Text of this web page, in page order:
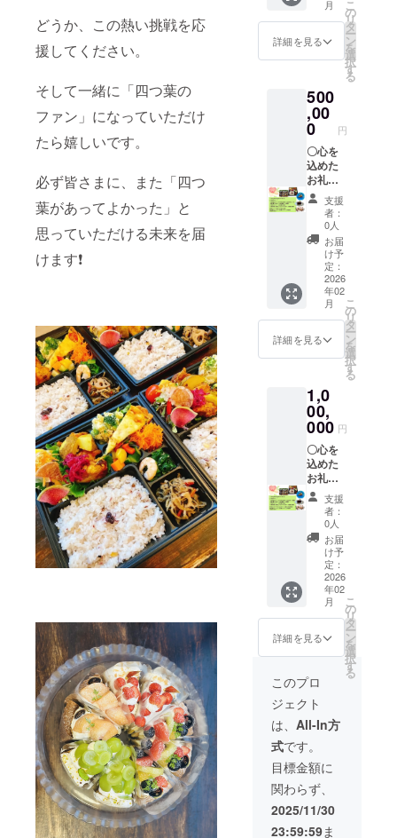
どうか、この熱い挑戦を応
援してください。
そして一緒に「四つ葉の
ファン」になっていただけ
たら嬉しいです。
必ず皆さまに、また「四つ
葉があってよかった」と
思っていただける未来を届
けます❗️
ントご
招待(R8
年9月下
旬 芽
室町四
apart店
内開催)
・支援
者様の
交通費
や滞在
費：支
援者様
の交通
費や滞
在費は
各自で
ご負担
くださ
い。 ・
支援者
様との
連絡方
法：詳
細は
で連絡
しま
す。 ※
希望の
方のみ
感謝プ
レート
名前入
りを店
内に設
置 店舗
壁に応
援者名
をプ
レート
で2025
年12月
～2ヶ月
掲示
（支援
時、必
ず備考
欄に掲
載を希
望され
るお名
前をご
記入く
ださ
い）
ク券。
有効期
限はR8
年2月1
日～R8
末) ・原
材料及
び添加
物等の
食品表
示はお
届け商
品のラ
ベルに
表記さ
れま
す。商
品開封
前には
必ずお
届けの
リター
ンに貼
付され
たラベ
意書き
をご確
認くだ
さい 〇
焼き菓
子(内容
量40個)
or ケー
キ定期
便（内
容量20
個） ・
初回発
送時～
3ヶ月
・原材
料及び
添加物
等の食
品表示
はお届
け商品
のラベ
ルに表
記され
ます。
商品開
封前に
は必ず
お届け
のリ
ターン
す。 ご
希望の
リター
ンを備
考欄に
くださ
い 〇お
弁当or
ケーキ
サブス
ク券
毎日
1,000円
分を3ヶ
月分 (四
つ葉
apartで
使用で
きるサ
ブスク
券。有
効期限
は有効
期限は
R8年2
R8年4
月末) ・
原材料
及び添
加物等
の食品
表示は
お届け
商品の
ラベル
に表記
されま
す。商
品開封
前には
必ずお
届けの
リター
ンに貼
付され
たラベ
ルや注
意書き
をご確
認くだ
さい 〇
焼き菓
子定期
便（１
回の内
容量13
個）or
月
詳細を見る
こ
の
リ
タ
ー
ン
を
選
択
す
る
500
,00
0 円
〇心を
込めた
お礼の
メッ
セージ
以下の
中から
一点を
お選び
いただ
けま
す。 〇
お弁当
orケー
キサブ
スク券
1,000円
分 × 半
年間）
(四つ葉
apartで
使用で
きるサ
ブスク
券。有
効期限
は有効
期限は
R8年2
月1日～
R8年7
月末) ・
原材料
及び添
加物等
の食品
表示は
お届け
商品の
ラベル
に表記
されま
す。商
品開封
前には
必ずお
届けの
リター
支援
者：
0人
お届
け予
定：
2026
年02
月
詳細を見る
こ
の
リ
タ
ー
ン
を
選
択
す
る
1,0
00,
000 円
〇心を
込めた
お礼の
メッ
セージ
以下の
中から
一点を
お選び
いただ
けま
す。 ご
希望の
リター
ンを備
考欄に
ご記載
くださ
い 〇お
弁当 or
ケーキ
サブス
ク券
（毎日
1,000円
分 × 1年
間） (四
つ葉
支援
者：
0人
お届
け予
定：
2026
年02
月
詳細を見る
こ
の
リ
タ
ー
ン
を
選
択
す
る
このプロ
ジェクト
は、 All-In方
式です。
目標金額に
関わらず、
2025/11/30
23:59:59ま